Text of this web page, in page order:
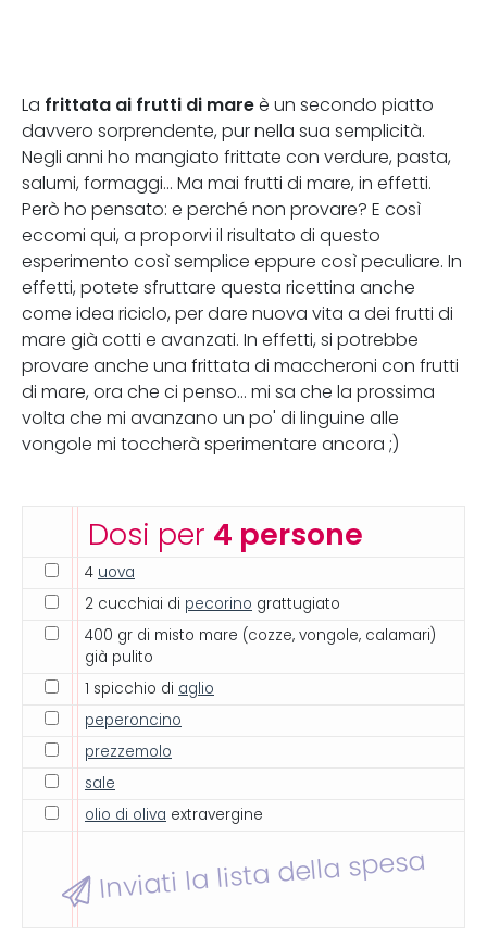
La frittata ai frutti di mare è un secondo piatto
davvero sorprendente, pur nella sua semplicità.
Negli anni ho mangiato frittate con verdure, pasta,
salumi, formaggi... Ma mai frutti di mare, in effetti.
Però ho pensato: e perché non provare? E così
eccomi qui, a proporvi il risultato di questo
esperimento così semplice eppure così peculiare. In
effetti, potete sfruttare questa ricettina anche
come idea riciclo, per dare nuova vita a dei frutti di
mare già cotti e avanzati. In effetti, si potrebbe
provare anche una frittata di maccheroni con frutti
di mare, ora che ci penso... mi sa che la prossima
volta che mi avanzano un po' di linguine alle
vongole mi toccherà sperimentare ancora ;)
Dosi per 4 persone
4 uova
2 cucchiai di pecorino grattugiato
400 gr di misto mare (cozze, vongole, calamari)
già pulito
1 spicchio di aglio
peperoncino
prezzemolo
sale
olio di oliva extravergine
Inviati la lista della spesa